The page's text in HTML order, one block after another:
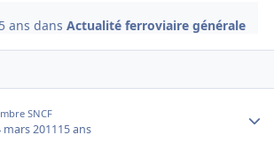
ans dansActualité ferroviaire générale
SNCF
mars 201115 ans